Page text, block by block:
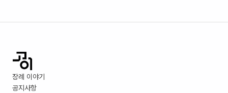
장례 이야기
공지사항